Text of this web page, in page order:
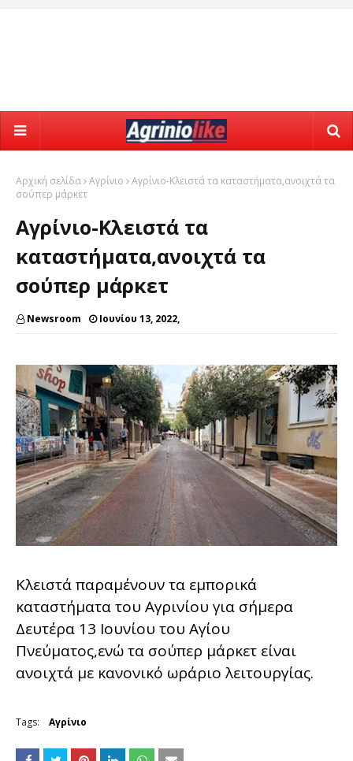
Αρχική σελίδα Αγρίνιο
Αγρίνιο-Κλειστά τα καταστήματα,ανοιχτά τα
σούπερ μάρκετ
Αγρίνιο-Κλειστά τα
καταστήματα,ανοιχτά τα
σούπερ μάρκετ
Newsroom Ιουνίου 13, 2022,
Κλειστά παραμένουν τα εμπορικά
καταστήματα του Αγρινίου για σήμερα
Δευτέρα 13 Ιουνίου του Αγίου
Πνεύματος,ενώ τα σούπερ μάρκετ είναι
ανοιχτά με κανονικό ωράριο λειτουργίας.
Tags: Αγρίνιο